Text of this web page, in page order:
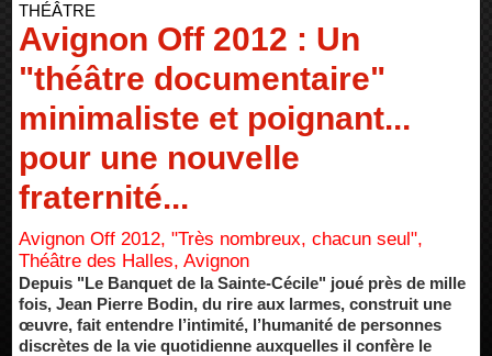
THÉÂTRE
Avignon Off 2012 : Un
"théâtre documentaire"
minimaliste et poignant...
pour une nouvelle
fraternité...
Avignon Off 2012, "Très nombreux, chacun seul",
Théâtre des Halles, Avignon
Depuis "Le Banquet de la Sainte-Cécile" joué près de mille
fois, Jean Pierre Bodin, du rire aux larmes, construit une
œuvre, fait entendre l’intimité, l’humanité de personnes
discrètes de la vie quotidienne auxquelles il confère le